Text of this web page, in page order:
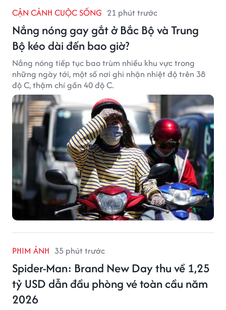
CẬN CẢNH CUỘC SỐNG 21 phút trước
Nắng nóng gay gắt ở Bắc Bộ và Trung
Bộ kéo dài đến bao giờ?
Nắng nóng tiếp tục bao trùm nhiều khu vực trong
những ngày tới, một số nơi ghi nhận nhiệt độ trên 38
độ C, thậm chí gần 40 độ C.
PHIM ẢNH 35 phút trước
Spider-Man: Brand New Day thu về 1,25
tỷ USD dẫn đầu phòng vé toàn cầu năm
2026